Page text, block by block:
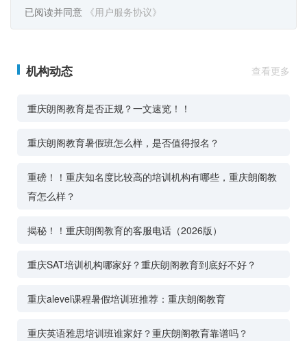
已阅读并同意 《用户服务协议》
机构动态 查看更多
重庆朗阁教育是否正规？一文速览！！
重庆朗阁教育暑假班怎么样，是否值得报名？
重磅！！重庆知名度比较高的培训机构有哪些，重庆朗阁教
育怎么样？
揭秘！！重庆朗阁教育的客服电话（2026版）
重庆SAT培训机构哪家好？重庆朗阁教育到底好不好？
重庆alevel课程暑假培训班推荐：重庆朗阁教育
重庆英语雅思培训班谁家好？重庆朗阁教育靠谱吗？